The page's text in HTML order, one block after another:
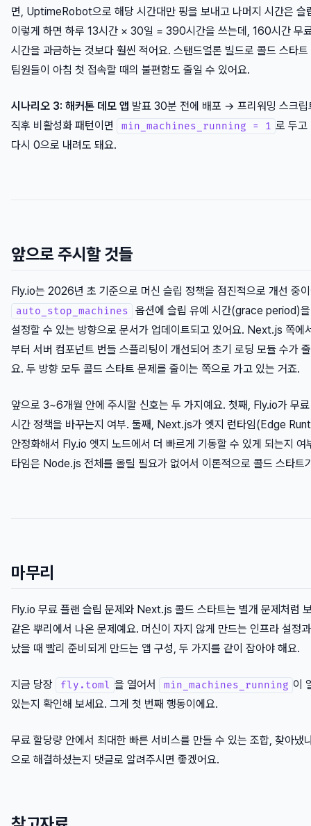
면, UptimeRobot으로 해당 시간대만 핑을 보내고 나머지 시간은 슬
이렇게 하면 하루 13시간 × 30일 = 390시간을 쓰는데, 160시간 무
시간을 과금하는 것보다 훨씬 적어요. 스탠드얼론 빌드로 콜드 스타
팀원들이 아침 첫 접속할 때의 불편함도 줄일 수 있어요.
시나리오 3: 해커톤 데모 앱 발표 30분 전에 배포 → 프리워밍 스크
직후 비활성화 패턴이면
min_machines_running = 1 로 두고
다시 0으로 내려도 돼요.
앞으로 주시할 것들
Fly.io는 2026년 초 기준으로 머신 슬립 정책을 점진적으로 개선 중
auto_stop_machines
옵션에 슬립 유예 시간(grace period)
설정할 수 있는 방향으로 문서가 업데이트되고 있어요. Next.js 쪽에
부터 서버 컴포넌트 번들 스플리팅이 개선되어 초기 로딩 모듈 수가
요. 두 방향 모두 콜드 스타트 문제를 줄이는 쪽으로 가고 있는 거죠.
앞으로 3~6개월 안에 주시할 신호는 두 가지예요. 첫째, Fly.io가 무
시간 정책을 바꾸는지 여부. 둘째, Next.js가 엣지 런타임(Edge
안정화해서 Fly.io 엣지 노드에서 더 빠르게 기동할 수 있게 되는지 여
타임은 Node.js 전체를 올릴 필요가 없어서 이론적으로 콜드 스타트
마무리
Fly.io 무료 플랜 슬립 문제와 Next.js 콜드 스타트는 별개 문제처럼
같은 뿌리에서 나온 문제예요. 머신이 자지 않게 만드는 인프라 설정
났을 때 빨리 준비되게 만드는 앱 구성, 두 가지를 같이 잡아야 해요.
지금 당장 fly.toml 을 열어서 min_machines_running 이
있는지 확인해 보세요. 그게 첫 번째 행동이에요.
무료 할당량 안에서 최대한 빠른 서비스를 만들 수 있는 조합, 찾아냈
으로 해결하셨는지 댓글로 알려주시면 좋겠어요.